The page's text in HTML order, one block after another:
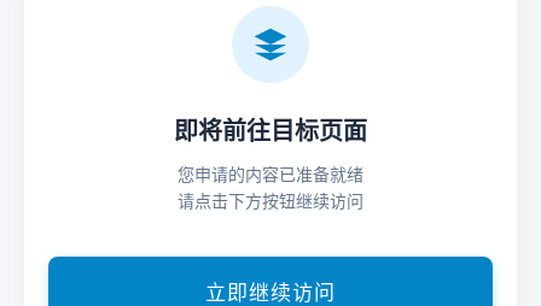
即将前往目标页面
您申请的内容已准备就绪
请点击下方按钮继续访问
立即继续访问